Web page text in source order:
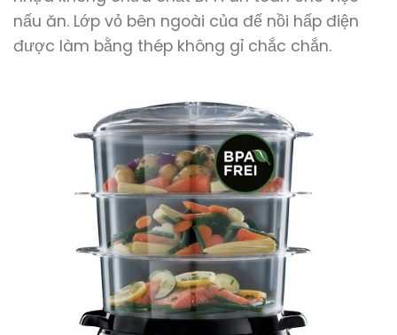
nấu ăn. Lớp vỏ bên ngoài của đế nồi hấp điện
được làm bằng thép không gỉ chắc chắn.